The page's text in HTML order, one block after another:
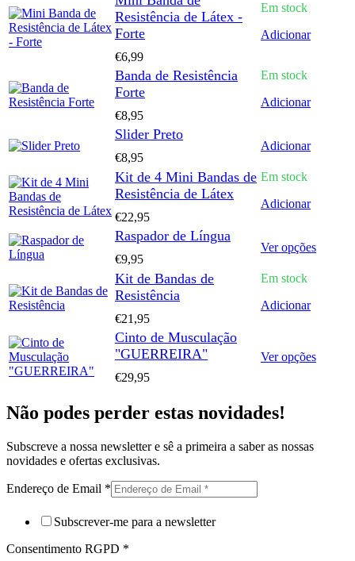
Resistência de Látex -
Forte
€6,99
Em stock
Adicionar
Banda de Resistência
Forte
€8,95
Em stock
Adicionar
Slider Preto
€8,95
Adicionar
Kit de 4 Mini Bandas de
Resistência de Látex
€22,95
Em stock
Adicionar
Raspador de Língua
€9,95
Ver opçõesThis
be
Kit de Bandas de
Resistência
€21,95
Em stock
Adicionar
Cinto de Musculação
"GUERREIRA"
€29,95
Ver opçõesThis
Não podes perder estas novidades!
Subscreve a nossa newsletter e sê a primeira a saber as nossas
novidades e ofertas exclusivas.
Endereço de Email *
Subscrever-me para a newsletter
Consentimento RGPD *